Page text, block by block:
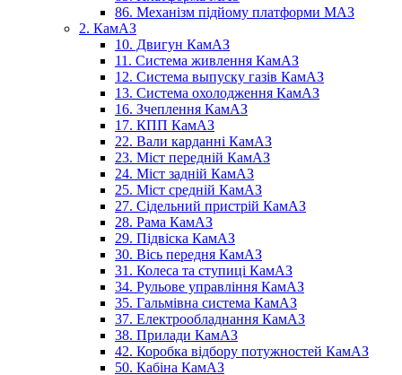
86. Механізм підйому платформи МАЗ
2. КамАЗ
10. Двигун КамАЗ
11. Система живлення КамАЗ
12. Система выпуску газів КамАЗ
13. Система охолодження КамАЗ
16. Зчеплення КамАЗ
17. КПП КамАЗ
22. Вали карданні КамАЗ
23. Міст передній КамАЗ
24. Міст задній КамАЗ
25. Міст средній КамАЗ
27. Сідельний пристрій КамАЗ
28. Рама КамАЗ
29. Підвіска КамАЗ
30. Вісь передня КамАЗ
31. Колеса та ступиці КамАЗ
34. Рульове управління КамАЗ
35. Гальмівна система КамАЗ
37. Електрообладнання КамАЗ
38. Прилади КамАЗ
42. Коробка відбору потужностей КамАЗ
50. Кабіна КамАЗ